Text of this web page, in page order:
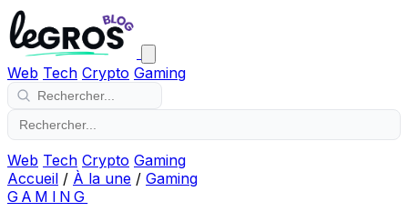
Web Tech Crypto Gaming
Web Tech Crypto Gaming
Accueil / À la une / Gaming
GAMING